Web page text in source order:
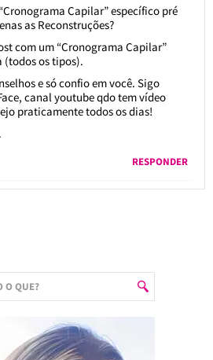
Capilar” específico pré
as Reconstruções?
com um “Cronograma Capilar”
(todos os tipos).
e só confio em você. Sigo
canal youtube qdo tem vídeo
praticamente todos os dias!
RESPONDER